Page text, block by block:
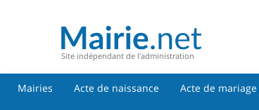
Site indépendant de l'administration
Mairies Acte de naissance Acte de mariage